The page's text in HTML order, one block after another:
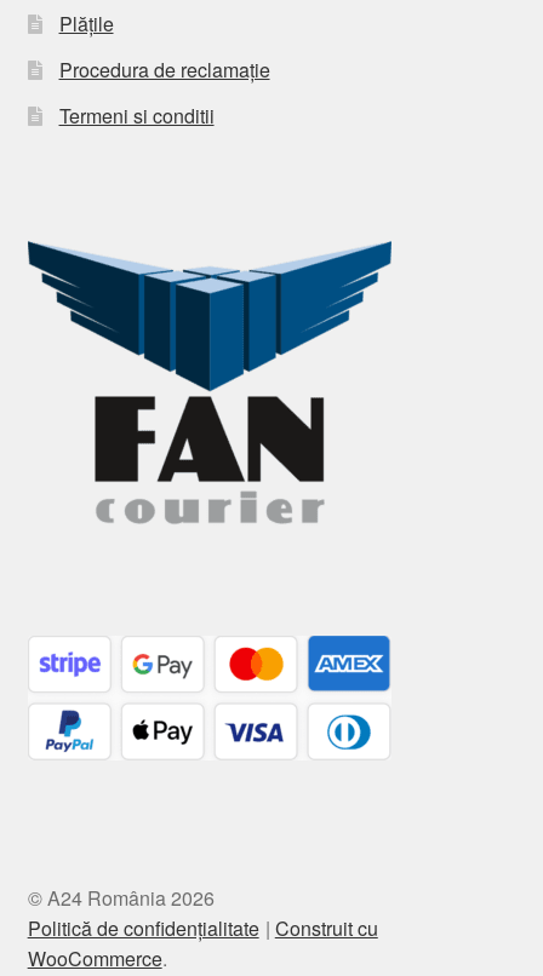
Plățile
Procedura de reclamație
Termeni si conditii
© A24 România 2026
Politică de confidențialitate Construit cu
WooCommerce.